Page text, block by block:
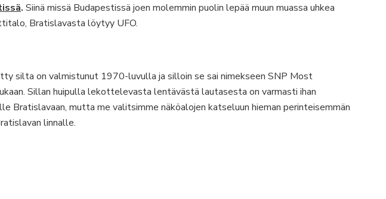
. Siinä missä Budapestissä joen molemmin puolin lepää muun muassa uhkea
Bratislavasta löytyy UFO.
silta on valmistunut 1970-luvulla ja silloin se sai nimekseen SNP Most
Sillan huipulla lekottelevasta lentävästä lautasesta on varmasti ihan
Bratislavaan, mutta me valitsimme näköalojen katseluun hieman perinteisemmän
linnalle.